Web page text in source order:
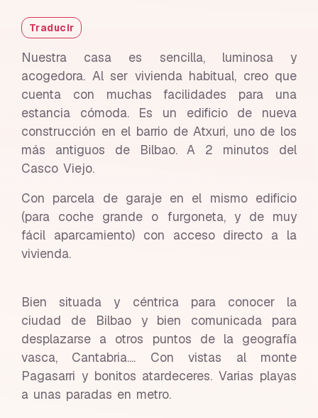
Traducir
Nuestra casa es sencilla, luminosa y
acogedora. Al ser vivienda habitual, creo que
cuenta con muchas facilidades para una
estancia cómoda. Es un edificio de nueva
construcción en el barrio de Atxuri, uno de los
más antiguos de Bilbao. A 2 minutos del
Casco Viejo.
Con parcela de garaje en el mismo edificio
(para coche grande o furgoneta, y de muy
fácil aparcamiento) con acceso directo a la
vivienda.
Bien situada y céntrica para conocer la
ciudad de Bilbao y bien comunicada para
desplazarse a otros puntos de la geografía
vasca, Cantabria.... Con vistas al monte
Pagasarri y bonitos atardeceres. Varias playas
a unas paradas en metro.